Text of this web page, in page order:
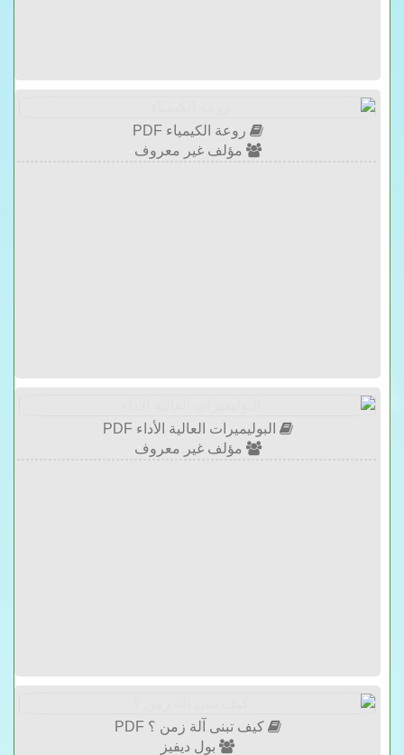
روعة الكيمياء PDF
مؤلف غير معروف
البوليميرات العالية الأداء PDF
مؤلف غير معروف
كيف تبنى آلة زمن ؟ PDF
بول ديفيز